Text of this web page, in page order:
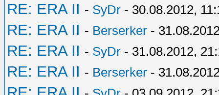
RE: ERA II - SyDr - 30.08.2012,
RE: ERA II - Berserker -
RE: ERA II - SyDr - 31.08.2012,
RE: ERA II - Berserker -